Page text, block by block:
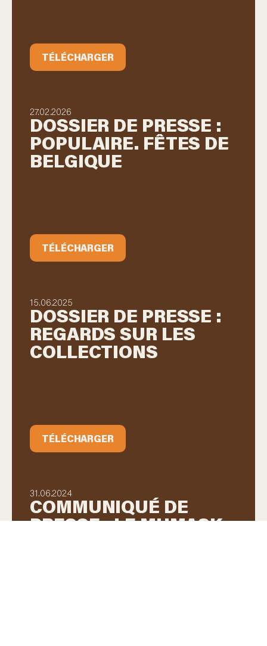
TÉLÉCHARGER
27.02.2026
DOSSIER DE PRESSE :
POPULAIRE. FÊTES DE
BELGIQUE
TÉLÉCHARGER
15.06.2025
DOSSIER DE PRESSE :
REGARDS SUR LES
COLLECTIONS
TÉLÉCHARGER
31.06.2024
COMMUNIQUÉ DE
PRESSE : LE MUMASK